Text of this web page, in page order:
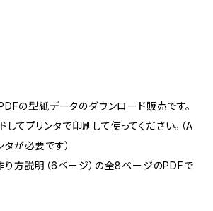
の型紙データのダウンロード販売です。
てプリンタで印刷して使ってください。（A
が必要です）
り方説明（6ページ）の全8ページのPDFで